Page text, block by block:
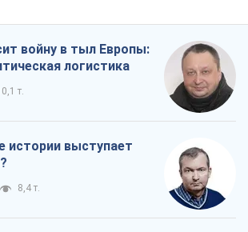
войну в тыл Европы:
логистика
т.
истории выступает
8,4 т.